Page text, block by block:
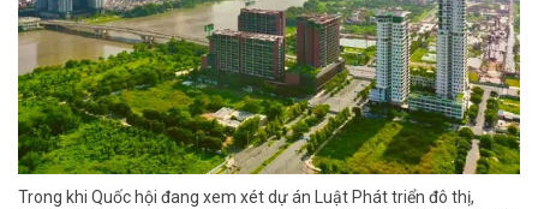
Trong khi Quốc hội đang xem xét dự án Luật Phát triển đô thị,